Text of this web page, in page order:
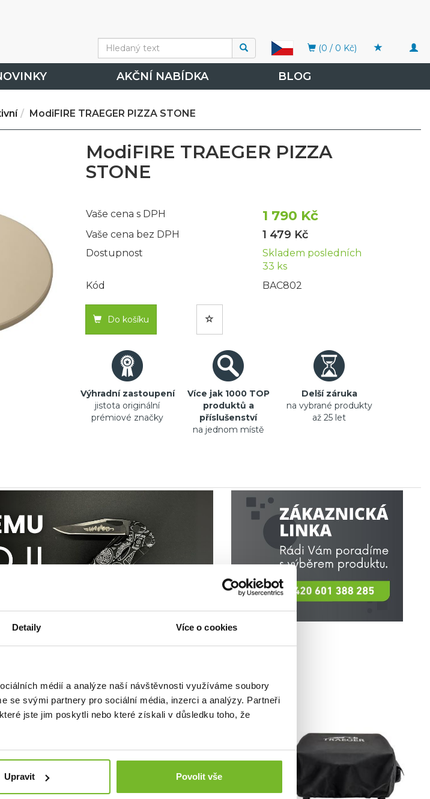
Detaily Více o cookies
médií a analýze naší návštěvnosti využíváme soubory
se svými partnery pro sociální média, inzerci a analýzy. Partneři
jste jim poskytli nebo které získali v důsledku toho, že
Upravit Povolit vše
(0 / 0 Kč)
AKČNÍ NABÍDKA BLOG
ModiFIRE TRAEGER PIZZA STONE
ModiFIRE TRAEGER PIZZA
STONE
Vaše cena s DPH 1 790 Kč
Vaše cena bez DPH 1 479 Kč
Dostupnost
Skladem posledních
33 ks
Kód
BAC802
Do košíku
Výhradní zastoupení
jistota originální
prémiové značky
Více jak 1000 TOP
produktů a
příslušenství
na jednom místě
Delší záruka
na vybrané produkty
až 25 let